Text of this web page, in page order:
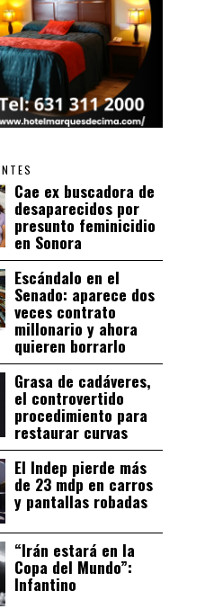
Cae ex buscadora de
desaparecidos por
presunto feminicidio
en Sonora
Escándalo en el
Senado: aparece dos
veces contrato
millonario y ahora
quieren borrarlo
Grasa de cadáveres,
el controvertido
procedimiento para
restaurar curvas
El Indep pierde más
de 23 mdp en carros
y pantallas robadas
“Irán estará en la
Copa del Mundo”:
Infantino